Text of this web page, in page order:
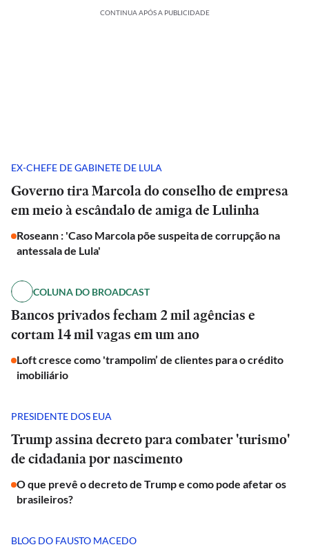
CONTINUA APÓS A PUBLICIDADE
EX-CHEFE DE GABINETE DE LULA
Governo tira Marcola do conselho de empresa
em meio à escândalo de amiga de Lulinha
Roseann : 'Caso Marcola põe suspeita de corrupção na
antessala de Lula'
COLUNA DO BROADCAST
Bancos privados fecham 2 mil agências e
cortam 14 mil vagas em um ano
Loft cresce como 'trampolim’ de clientes para o crédito
imobiliário
PRESIDENTE DOS EUA
Trump assina decreto para combater 'turismo'
de cidadania por nascimento
O que prevê o decreto de Trump e como pode afetar os
brasileiros?
BLOG DO FAUSTO MACEDO